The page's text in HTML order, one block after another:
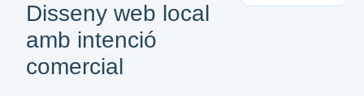
Disseny web local
amb intenció
comercial